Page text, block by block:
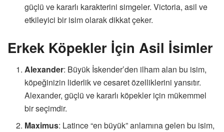
güçlü ve kararlı karakterini simgeler. Victoria, asil ve
etkileyici bir isim olarak dikkat çeker.
Erkek Köpekler İçin Asil İsimler
Alexander: Büyük İskender’den ilham alan bu isim,
köpeğinizin liderlik ve cesaret özelliklerini yansıtır.
Alexander, güçlü ve kararlı köpekler için mükemmel
bir seçimdir.
Maximus: Latince “en büyük” anlamına gelen bu isim,